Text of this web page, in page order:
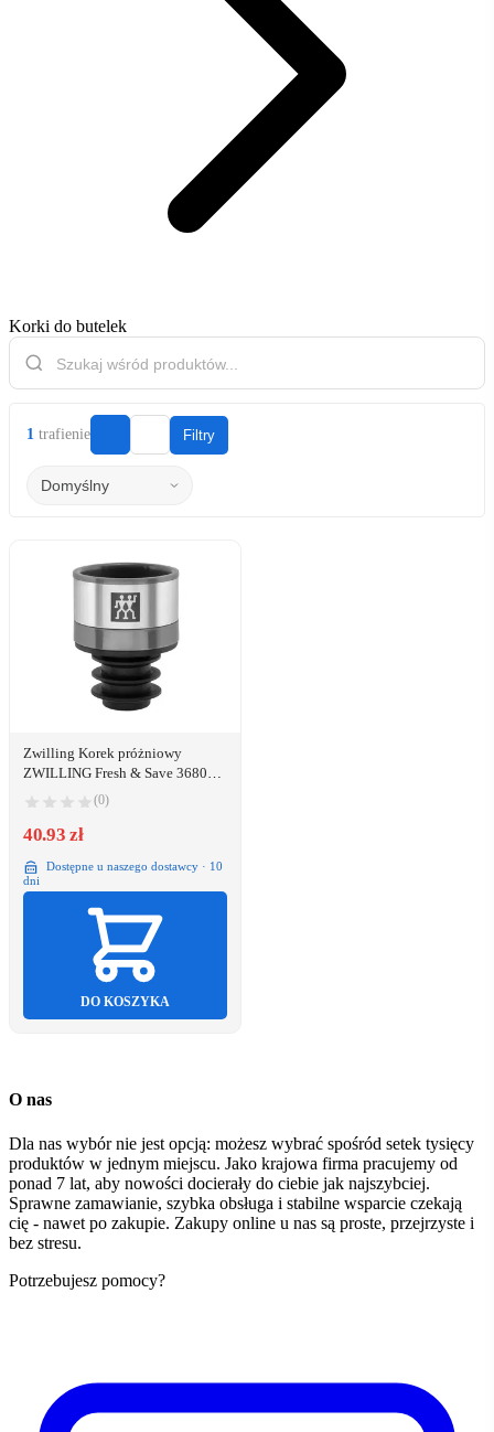
Korki do butelek
1 trafienie Filtry
Zwilling Korek próżniowy
ZWILLING Fresh & Save 36802-
(0)
40.93 zł
Dostępne u naszego dostawcy · 10
dni
DO KOSZYKA
O nas
Dla nas wybór nie jest opcją: możesz wybrać spośród setek tysięcy
produktów w jednym miejscu. Jako krajowa firma pracujemy od
ponad 7 lat, aby nowości docierały do ciebie jak najszybciej.
Sprawne zamawianie, szybka obsługa i stabilne wsparcie czekają
cię - nawet po zakupie. Zakupy online u nas są proste, przejrzyste i
bez stresu.
Potrzebujesz pomocy?